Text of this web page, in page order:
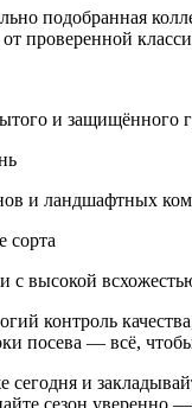
подобранная
проверенной
и защищённого
и ландшафтных
сорта
с высокой
контроль
посева — всё,
и
сезон уверенно